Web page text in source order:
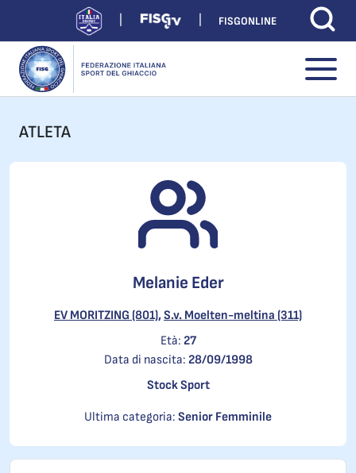
FISGONLINE
ATLETA
Melanie Eder
EV MORITZING (801),S.v. Moelten-meltina (311)
Età: 27
Data di nascita: 28/09/1998
Stock Sport
Ultima categoria: Senior Femminile